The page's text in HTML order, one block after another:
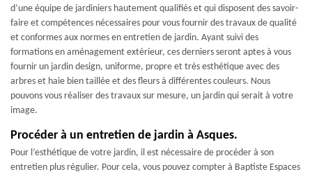
d’une équipe de jardiniers hautement qualifiés et qui disposent des savoir-
faire et compétences nécessaires pour vous fournir des travaux de qualité
et conformes aux normes en entretien de jardin. Ayant suivi des
formations en aménagement extérieur, ces derniers seront aptes à vous
fournir un jardin design, uniforme, propre et très esthétique avec des
arbres et haie bien taillée et des fleurs à différentes couleurs. Nous
pouvons vous réaliser des travaux sur mesure, un jardin qui serait à votre
image.
Procéder à un entretien de jardin à Asques.
Pour l’esthétique de votre jardin, il est nécessaire de procéder à son
entretien plus régulier. Pour cela, vous pouvez compter à Baptiste Espaces